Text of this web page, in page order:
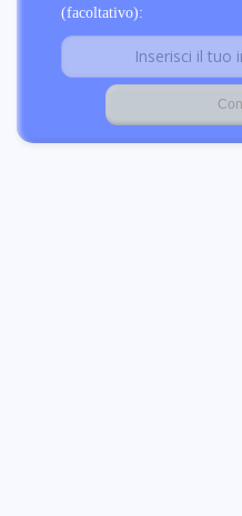
(facoltativo):